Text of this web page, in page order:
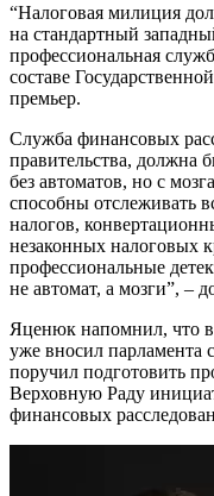
“Налоговая милиция
на стандартный
профессиональная
составе
премьер.
Служба финансовых
правительства, должна
без автоматов, но с
способны отслеживать
налогов,
незаконных налоговых
профессиональные
не автомат, а мозги”, –
Яценюк напомнил, что
уже вносил парламента
поручил подготовить
Верховную Раду
финансовых